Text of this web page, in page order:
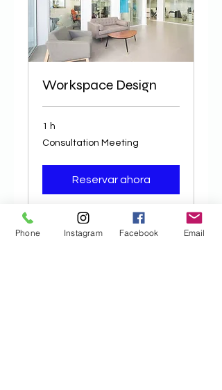
Workspace Design
1 h
Consultation
Meeting
Consultation Meeting
Reservar ahora
Phone Instagram Facebook Email